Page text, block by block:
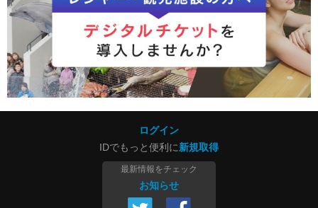
ログイン
IDでもっと便利に新規取得
最新情報をチェック
お知らせ